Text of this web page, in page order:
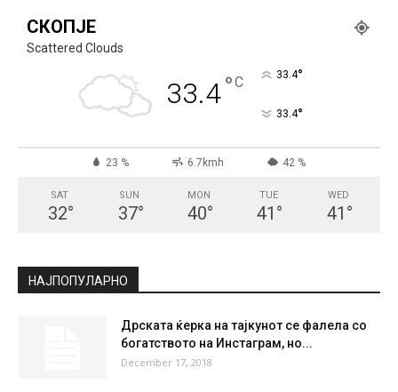
СКОПЈЕ
Scattered Clouds
33.4°C 33.4°
33.4°
23 % 6.7kmh 42 %
SAT
32°
SUN
37°
MON
40°
TUE
41 °
WED
41 °
НАЈПОПУЛАРНО
Дрската ќерка на тајкунот се фалела со
богатството на Инстаграм, но...
December 17, 2018